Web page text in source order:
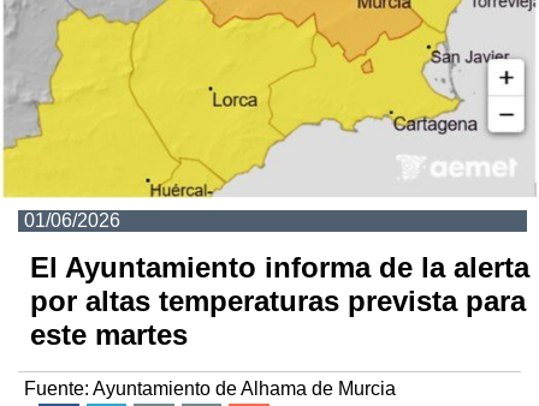
01/06/2026
El Ayuntamiento informa de la alerta
por altas temperaturas prevista para
este martes
Fuente: Ayuntamiento de Alhama de Murcia